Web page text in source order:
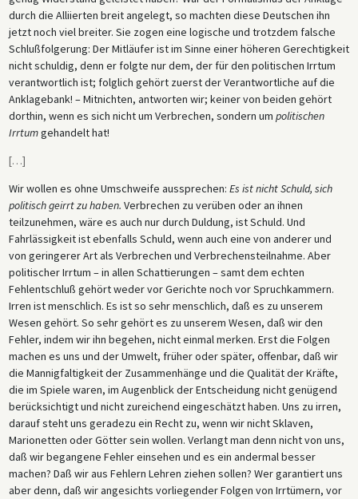
durch die Alliierten breit angelegt, so machten diese Deutschen ihn
jetzt noch viel breiter. Sie zogen eine logische und trotzdem falsche
Schlußfolgerung: Der Mitläufer ist im Sinne einer höheren Gerechtigkeit
nicht schuldig, denn er folgte nur dem, der für den politischen Irrtum
verantwortlich ist; folglich gehört zuerst der Verantwortliche auf die
Anklagebank! – Mitnichten, antworten wir; keiner von beiden gehört
dorthin, wenn es sich nicht um Verbrechen, sondern um politischen
Irrtumgehandelt hat!
[…]
Wir wollen es ohne Umschweife aussprechen: Es ist nicht Schuld, sich
politisch geirrt zu haben. Verbrechen zu verüben oder an ihnen
teilzunehmen, wäre es auch nur durch Duldung, ist Schuld. Und
Fahrlässigkeit ist ebenfalls Schuld, wenn auch eine von anderer und
von geringerer Art als Verbrechen und Verbrechensteilnahme. Aber
politischer Irrtum – in allen Schattierungen – samt dem echten
Fehlentschluß gehört weder vor Gerichte noch vor Spruchkammern.
Irren ist menschlich. Es ist so sehr menschlich, daß es zu unserem
Wesen gehört. So sehr gehört es zu unserem Wesen, daß wir den
Fehler, indem wir ihn begehen, nicht einmal merken. Erst die Folgen
machen es uns und der Umwelt, früher oder später, offenbar, daß wir
die Mannigfaltigkeit der Zusammenhänge und die Qualität der Kräfte,
die im Spiele waren, im Augenblick der Entscheidung nicht genügend
berücksichtigt und nicht zureichend eingeschätzt haben. Uns zu irren,
darauf steht uns geradezu ein Recht zu, wenn wir nicht Sklaven,
Marionetten oder Götter sein wollen. Verlangt man denn nicht von uns,
daß wir begangene Fehler einsehen und es ein andermal besser
machen? Daß wir aus Fehlern Lehren ziehen sollen? Wer garantiert uns
aber denn, daß wir angesichts vorliegender Folgen von Irrtümern, vor